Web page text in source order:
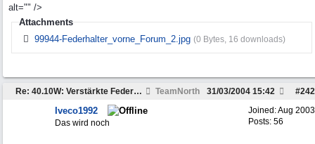
alt="" />
Attachments
99944-Federhalter_vorne_Forum_2.jpg (0 Bytes, 16 downloads)
Re: 40.10W: Verstärkte Federung der Hinterachse TeamNorth #242
31/03/2004 15:42
Joined:Aug 2003
Posts: 56
Iveco1992
Das wird noch